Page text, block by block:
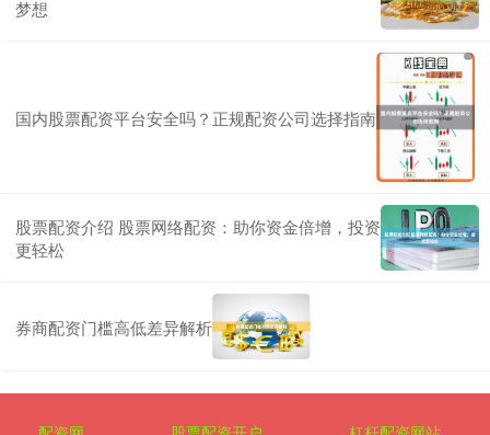
梦想
国内股票配资平台安全吗？正规配资公司选择指南
股票配资介绍 股票网络配资：助你资金倍增，投资
更轻松
券商配资门槛高低差异解析